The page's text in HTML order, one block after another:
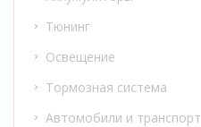
Тюнинг
Освещение
Тормозная система
Автомобили и транспорт